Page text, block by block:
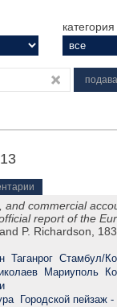
категория
and commercial
report of the
P. Richardson,
Таганрог Стамбул/
Мариуполь
Городской пейзаж